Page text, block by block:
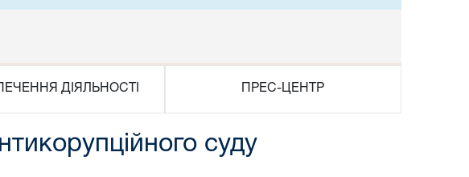
ДІЯЛЬНОСТІ ПРЕС-ЦЕНТР
суду